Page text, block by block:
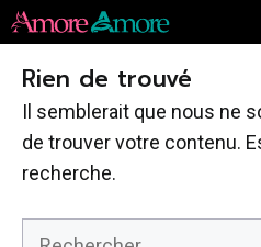
Aller
au
contenu
Rien de trouvé
Il semblerait que nous ne
de trouver votre contenu.
recherche.
Rechercher :